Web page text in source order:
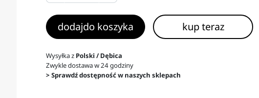
dodajdo koszyka kup teraz
Wysyłka z Polski / Dębica
Zwykle dostawa w 24 godziny
> Sprawdź dostępność w naszych sklepach